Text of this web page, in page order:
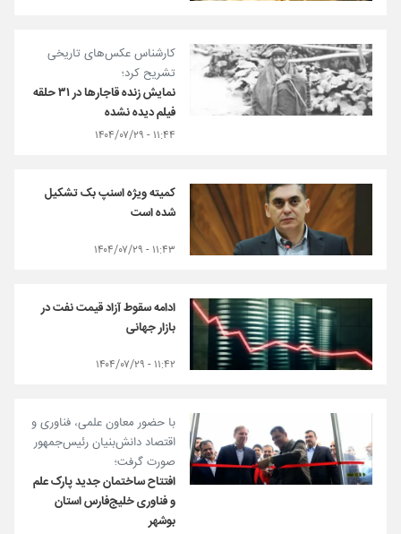
کارشناس عکس‌های تاریخی
تشریح کرد؛
نمایش زنده‌ قاجارها در ۳۱ حلقه
فیلم دیده نشده
۱۱:۴۴ - ۱۴۰۴/۰۷/۲۹
کمیته ویژه اسنپ بک تشکیل
شده است
۱۱:۴۳ - ۱۴۰۴/۰۷/۲۹
ادامه سقوط آزاد قیمت نفت در
بازار جهانی
۱۱:۴۲ - ۱۴۰۴/۰۷/۲۹
با حضور معاون علمی، فناوری و
اقتصاد دانش‌بنیان رئیس‌جمهور
صورت گرفت؛
افتتاح ساختمان جدید پارک علم
و فناوری خلیج‌فارس استان
بوشهر